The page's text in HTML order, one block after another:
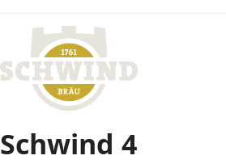
Schwind 4